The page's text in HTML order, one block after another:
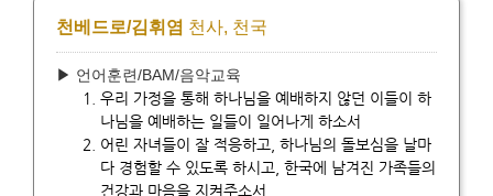
천베드로/김휘염 천사, 천국
▶ 언어훈련/BAM/음악교육
우리 가정을 통해 하나님을 예배하지 않던 이들이 하
나님을 예배하는 일들이 일어나게 하소서
어린 자녀들이 잘 적응하고, 하나님의 돌보심을 날마
다 경험할 수 있도록 하시고, 한국에 남겨진 가족들의
건강과 마음을 지켜주소서